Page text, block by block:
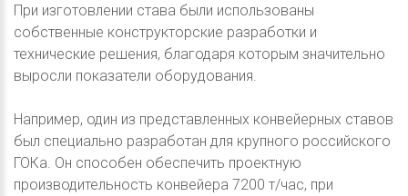
При изготовлении става были использованы
собственные конструкторские разработки и
технические решения, благодаря которым значительно
выросли показатели оборудования.
Например, один из представленных конвейерных ставов
был специально разработан для крупного российского
ГОКа. Он способен обеспечить проектную
производительность конвейера 7200 т/час, при